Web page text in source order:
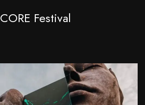
CORE Festival